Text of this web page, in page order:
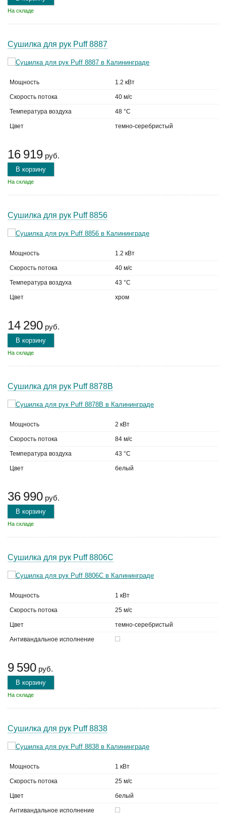
На складе
Сушилка для рук Puff 8887
Мощность 1.2 кВт
Скорость потока 40 м/с
Температура воздуха 48 °C
Цвет темно-серебристый
16 919 руб.
В корзину
На складе
Сушилка для рук Puff 8856
Мощность 1.2 кВт
Скорость потока 40 м/с
Температура воздуха 43 °C
Цвет хром
14 290 руб.
В корзину
На складе
Сушилка для рук Puff 8878B
Мощность 2 кВт
Скорость потока 84 м/с
Температура воздуха 43 °C
Цвет белый
36 990 руб.
В корзину
На складе
Сушилка для рук Puff 8806C
Мощность 1 кВт
Скорость потока 25 м/с
Цвет темно-серебристый
Антивандальное исполнение
9 590 руб.
В корзину
На складе
Сушилка для рук Puff 8838
Мощность 1 кВт
Скорость потока 25 м/с
Цвет белый
Антивандальное исполнение